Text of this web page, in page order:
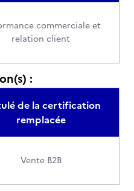
commerciale et
relation client
:
de la certification
remplacée
Vente B2B